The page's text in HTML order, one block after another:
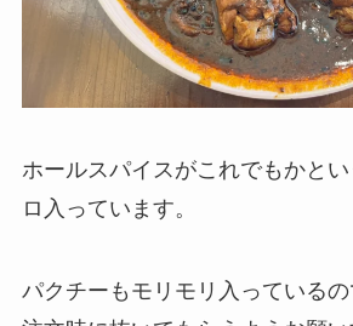
ホールスパイスがこれでもかと
ロ入っています。
パクチーもモリモリ入っている